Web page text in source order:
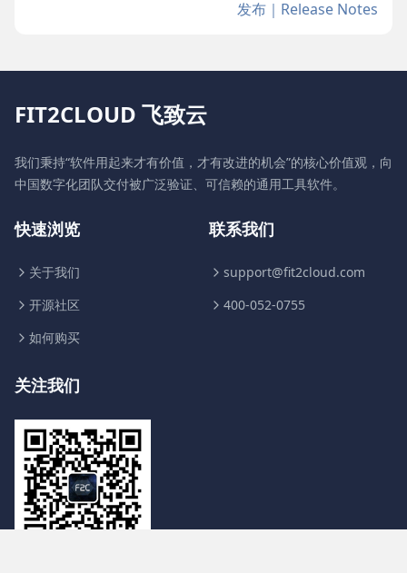
发布｜Release Notes
FIT2CLOUD 飞致云
我们秉持“软件用起来才有价值，才有改进的机会”的核心价值观，向
中国数字化团队交付被广泛验证、可信赖的通用工具软件。
快速浏览
关于我们
开源社区
如何购买
联系我们
support@fit2cloud.com
400-052-0755
关注我们